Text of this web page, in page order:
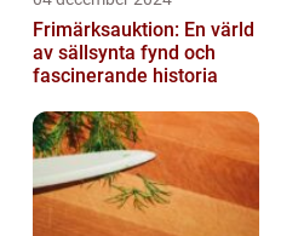
Frimärksauktion: En värld
av sällsynta fynd och
fascinerande historia